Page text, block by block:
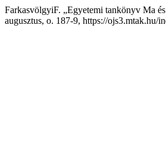
FarkasvölgyiF. „Egyetemi tankönyv Ma
augusztus, o. 187-9, https://ojs3.mtak.hu/